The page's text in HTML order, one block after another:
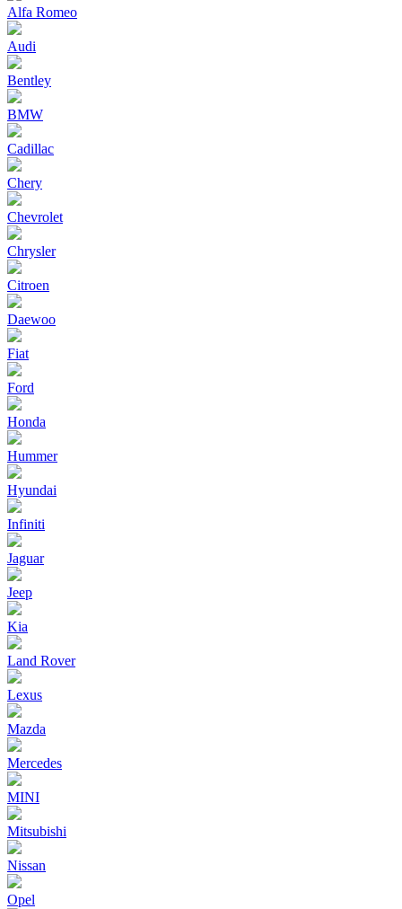
Alfa Romeo
Audi
Bentley
BMW
Cadillac
Chery
Chevrolet
Chrysler
Citroen
Daewoo
Fiat
Ford
Honda
Hummer
Hyundai
Infiniti
Jaguar
Jeep
Kia
Land Rover
Lexus
Mazda
Mercedes
MINI
Mitsubishi
Nissan
Opel